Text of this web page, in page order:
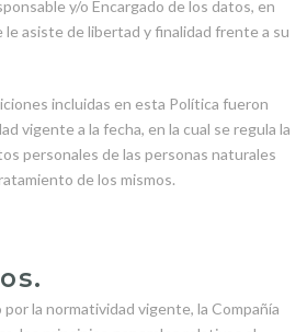
y/o Encargado de los datos, en
le asiste de libertad y finalidad frente a su
incluidas en esta Política fueron
vigente a la fecha, en la cual se regula la
personales de las personas naturales
de los mismos.
la normatividad vigente, la Compañía